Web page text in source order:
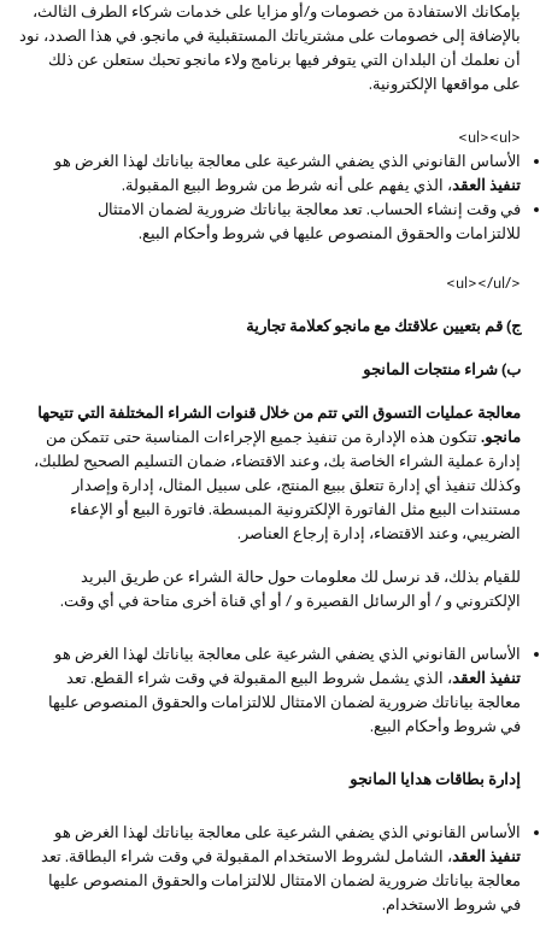
بإمكانك الاستفادة من خصومات و/أو مزايا على خدمات شركاء الطرف الثالث،
بالإضافة إلى خصومات على مشترياتك المستقبلية في مانجو. في هذا الصدد، نود
أن نعلمك أن البلدان التي يتوفر فيها برنامج ولاء مانجو تحبك ستعلن عن ذلك
على مواقعها الإلكترونية.
<ul><ul>
الأساس القانوني الذي يضفي الشرعية على معالجة بياناتك لهذا الغرض هو
تنفيذ العقد، الذي يفهم على أنه شرط من شروط البيع المقبولة.
في وقت إنشاء الحساب. تعد معالجة بياناتك ضرورية لضمان الامتثال
للالتزامات والحقوق المنصوص عليها في شروط وأحكام البيع.
</ul></ul>
ج) قم بتعيين علاقتك مع مانجو كعلامة تجارية
ب) شراء منتجات المانجو
معالجة عمليات التسوق التي تتم من خلال قنوات الشراء المختلفة التي تتيحها
مانجو.تتكون هذه الإدارة من تنفيذ جميع الإجراءات المناسبة حتى تتمكن من
إدارة عملية الشراء الخاصة بك، وعند الاقتضاء، ضمان التسليم الصحيح لطلبك،
وكذلك تنفيذ أي إدارة تتعلق ببيع المنتج، على سبيل المثال، إدارة وإصدار
مستندات البيع مثل الفاتورة الإلكترونية المبسطة. فاتورة البيع أو الإعفاء
الضريبي، وعند الاقتضاء، إدارة إرجاع العناصر.
للقيام بذلك، قد نرسل لك معلومات حول حالة الشراء عن طريق البريد
الإلكتروني و / أو الرسائل القصيرة و / أو أي قناة أخرى متاحة في أي وقت.
الأساس القانوني الذي يضفي الشرعية على معالجة بياناتك لهذا الغرض هو
تنفيذ العقد، الذي يشمل شروط البيع المقبولة في وقت شراء القطع. تعد
معالجة بياناتك ضرورية لضمان الامتثال للالتزامات والحقوق المنصوص عليها
في شروط وأحكام البيع.
إدارة بطاقات هدايا المانجو
الأساس القانوني الذي يضفي الشرعية على معالجة بياناتك لهذا الغرض هو
تنفيذ العقد، الشامل لشروط الاستخدام المقبولة في وقت شراء البطاقة. تعد
معالجة بياناتك ضرورية لضمان الامتثال للالتزامات والحقوق المنصوص عليها
في شروط الاستخدام.